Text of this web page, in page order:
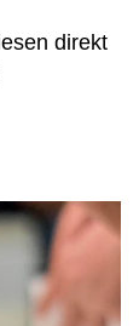
direkt